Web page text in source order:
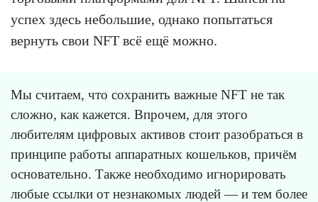
успех здесь небольшие, однако попытаться
вернуть свои NFT всё ещё можно.
Мы считаем, что сохранить важные NFT не так
сложно, как кажется. Впрочем, для этого
любителям цифровых активов стоит разобраться в
принципе работы аппаратных кошельков, причём
основательно. Также необходимо игнорировать
любые ссылки от незнакомых людей — и тем более